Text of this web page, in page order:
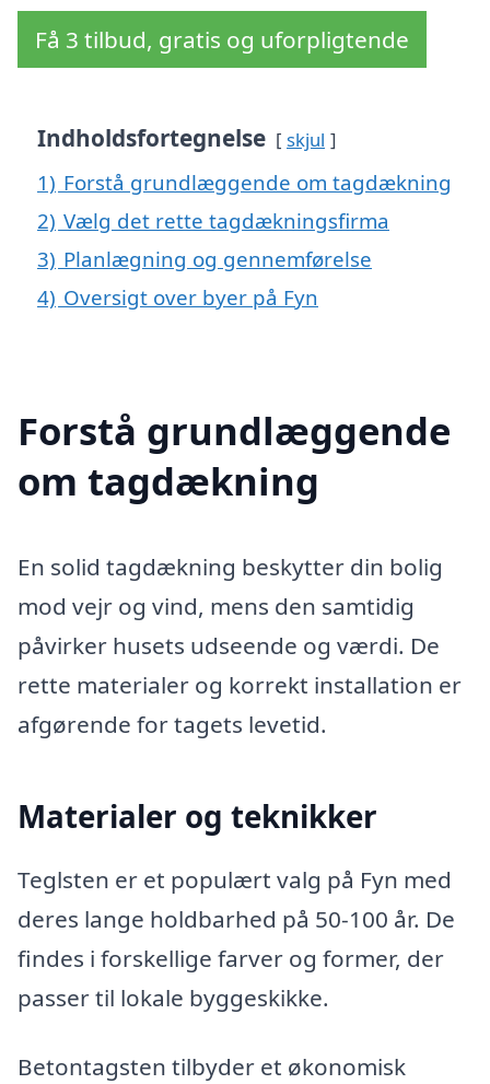
Få 3 tilbud, gratis og uforpligtende
Indholdsfortegnelse skjul
1) Forstå grundlæggende om tagdækning
2) Vælg det rette tagdækningsfirma
3) Planlægning og gennemførelse
4) Oversigt over byer på Fyn
Forstå grundlæggende
om tagdækning
En solid tagdækning beskytter din bolig
mod vejr og vind, mens den samtidig
påvirker husets udseende og værdi. De
rette materialer og korrekt installation er
afgørende for tagets levetid.
Materialer og teknikker
Teglsten er et populært valg på Fyn med
deres lange holdbarhed på 50-100 år. De
findes i forskellige farver og former, der
passer til lokale byggeskikke.
Betontagsten tilbyder et økonomisk